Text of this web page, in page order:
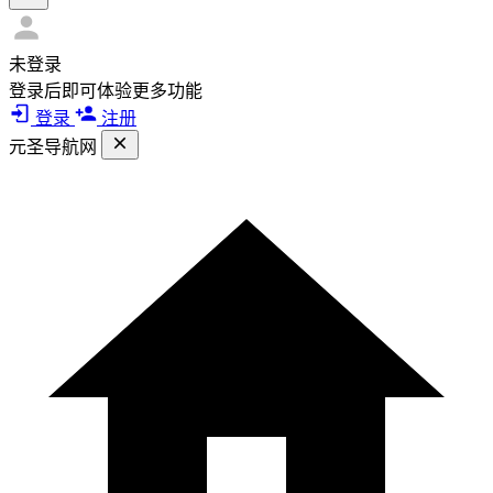
未登录
登录后即可体验更多功能
登录
注册
元圣导航网